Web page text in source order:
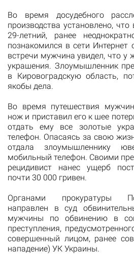
Во время досудебного
производства установлено,
29-летний, ранее
познакомился в сети
встречи мужчина увидел, что у
украшения. Злоумышленник
в Кировоградскую область,
якобы дела.
Во время путешествия
нож и приставил его к шее
отдать ему все золотые
телефон. Опасаясь за свою
отдала злоумышленнику
мобильный телефон. Своими
рецидивист нанес ущерб
почти 30 000 гривен.
Органами прокуратуры
направлен в суд
мужчины по обвинению в
преступления,
совершенный лицом, ранее
нападение) УК Украины.